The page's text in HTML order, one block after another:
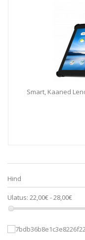
Smart, Kaaned
Hind
Ulatus: 22,00€ - 28,00€